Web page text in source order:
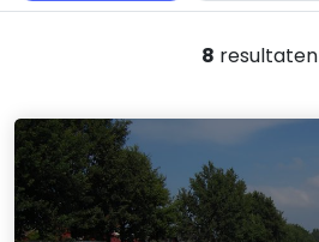
8 resultaten